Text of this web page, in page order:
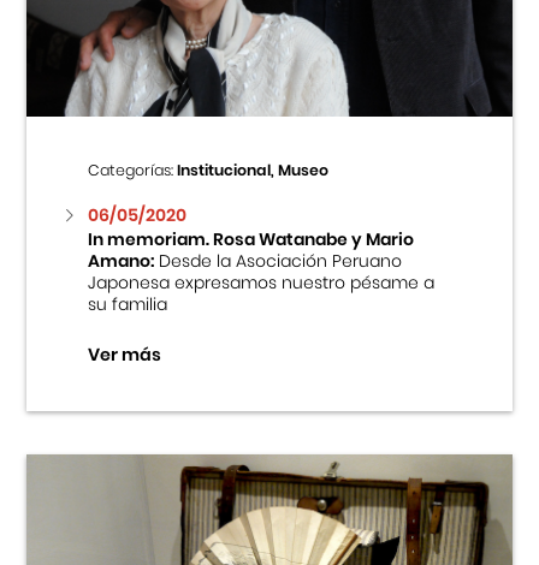
Centro Cultural Peruano Japonés
Cursos
Museo de la Inmigración Japonesa
Fondo Editorial
Teatro Peruano Japonés
Categorías:Institucional, Museo
06/05/2020
In memoriam. Rosa Watanabe y Mario
Amano:Desde la Asociación Peruano
Japonesa expresamos nuestro pésame a
su familia
Ver más